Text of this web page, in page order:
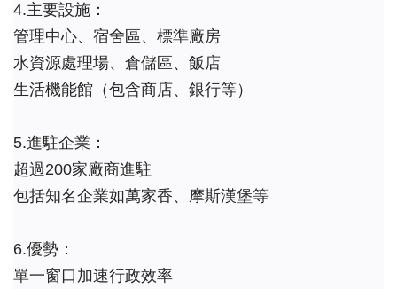
4.主要設施：
管理中心、宿舍區、標準廠房
水資源處理場、倉儲區、飯店
生活機能館（包含商店、銀行等）
5.進駐企業：
超過200家廠商進駐
包括知名企業如萬家香、摩斯漢堡等
6.優勢：
單一窗口加速行政效率